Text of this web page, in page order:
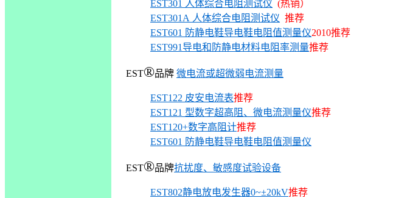
EST301 人体综合电阻测试仪 (热销）
EST301A 人体综合电阻测试仪 推荐
EST601 防静电鞋导电鞋电阻值测量仪2010推荐
EST991导电和防静电材料电阻率测量推荐
EST®品牌 微电流或超微弱电流测量
EST122 皮安电流表推荐
EST121 型数字超高阻、微电流测量仪推荐
EST120+数字高阻计推荐
EST601 防静电鞋导电鞋电阻值测量仪
EST®品牌抗扰度、敏感度试验设备
EST802静电放电发生器0~±20kV推荐